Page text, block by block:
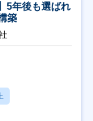
5年後も選ばれ
築